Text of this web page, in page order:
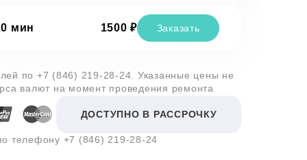
мин 1500 ₽ Заказать
по +7 (846) 219-28-24 . Указанные цены не
валют на момент проведения ремонта
ДОСТУПНО В РАССРОЧКУ
телефону +7 (846) 219-28-24